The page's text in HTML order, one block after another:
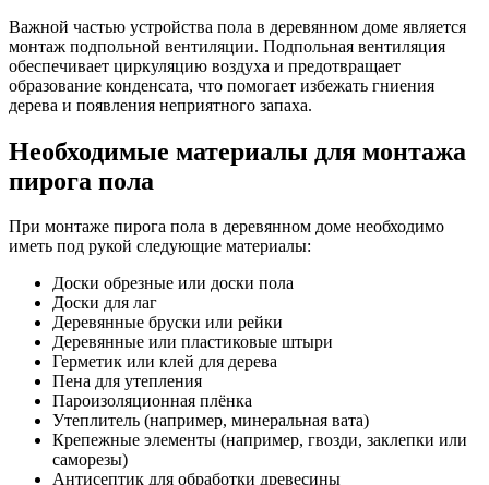
Важной частью устройства пола в деревянном доме является
монтаж подпольной вентиляции. Подпольная вентиляция
обеспечивает циркуляцию воздуха и предотвращает
образование конденсата, что помогает избежать гниения
дерева и появления неприятного запаха.
Необходимые материалы для монтажа
пирога пола
При монтаже пирога пола в деревянном доме необходимо
иметь под рукой следующие материалы:
Доски обрезные или доски пола
Доски для лаг
Деревянные бруски или рейки
Деревянные или пластиковые штыри
Герметик или клей для дерева
Пена для утепления
Пароизоляционная плёнка
Утеплитель (например, минеральная вата)
Крепежные элементы (например, гвозди, заклепки или
саморезы)
Антисептик для обработки древесины